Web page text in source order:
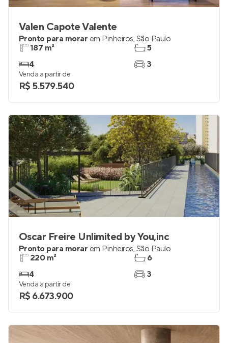
Valen Capote Valente
Pronto para morar em Pinheiros,São Paulo
187 m²
4
5
3
Venda a partir de
R$ 5.579.540
Oscar Freire Unlimited by You,inc
Pronto para morar em Pinheiros,São Paulo
220 m²
4
6
3
Venda a partir de
R$ 6.673.900